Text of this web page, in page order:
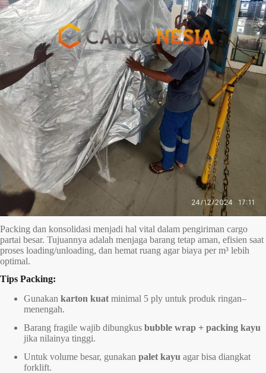
Packing dan konsolidasi menjadi hal vital dalam pengiriman cargo
partai besar. Tujuannya adalah menjaga barang tetap aman, efisien saat
proses loading/unloading, dan hemat ruang agar biaya per m³ lebih
optimal.
Tips Packing:
Gunakan karton kuat minimal 5 ply untuk produk ringan–
menengah.
Barang fragile wajib dibungkus bubble wrap + packing kayu
jika nilainya tinggi.
Untuk volume besar, gunakan palet kayu agar bisa diangkat
forklift.